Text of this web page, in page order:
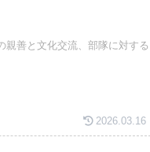
親善と文化交流、部隊に対する
2026.03.16